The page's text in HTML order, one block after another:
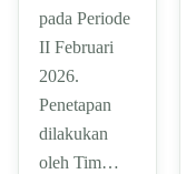
pada Periode
II Februari
2026.
Penetapan
dilakukan
oleh Tim…